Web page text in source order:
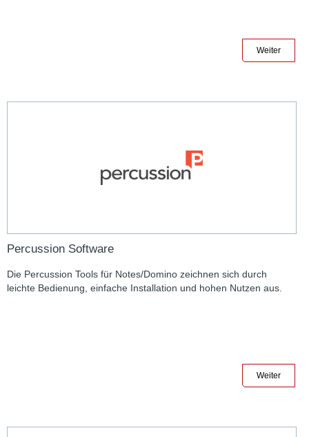
Weiter
Percussion Software
Die Percussion Tools für Notes/Domino zeichnen sich durch
leichte Bedienung, einfache Installation und hohen Nutzen aus.
Weiter